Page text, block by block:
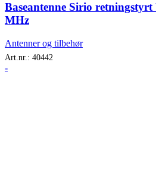
Baseantenne Sirio
MHz
Antenner og tilbehør
Art.nr.: 40442
-